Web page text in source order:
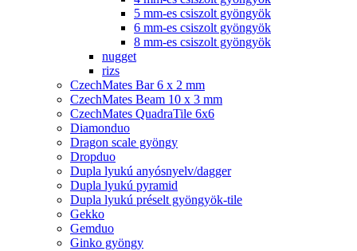
5 mm-es csiszolt gyöngyök
6 mm-es csiszolt gyöngyök
8 mm-es csiszolt gyöngyök
nugget
rizs
CzechMates Bar 6 x 2 mm
CzechMates Beam 10 x 3 mm
CzechMates QuadraTile 6x6
Diamonduo
Dragon scale gyöngy
Dropduo
Dupla lyukú anyósnyelv/dagger
Dupla lyukú pyramid
Dupla lyukú préselt gyöngyök-tile
Gekko
Gemduo
Ginko gyöngy